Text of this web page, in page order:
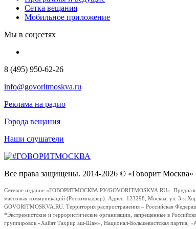
Сетка вещания
Мобильное приложение
Мы в соцсетях
8 (495) 950-62-26
info@govoritmoskva.ru
Реклама на радио
Города вещания
Наши слушатели
Все права защищены. 2014-2026 © «Говорит Москва»
Сетевое издание «ГОВОРИТМОСКВА.РУ/GOVORITMOSKVA.RU».
массовых коммуникаций (Роскомнадзор). Адрес: 123298, Москва, ул. 3-я
GOVORITMOSKVA.RU. Территория распространения – Российская
*Экстремистские и террористические организации, запрещенные в
группировок «Хайят Тахрир аш-Шам», Национал-Большевистская партия,